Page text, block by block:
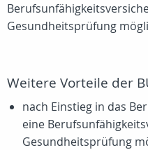
Gesundheitsprüfung
Weitere Vorteile der
nach Einstieg in das
eine
Gesundheitsprüfung